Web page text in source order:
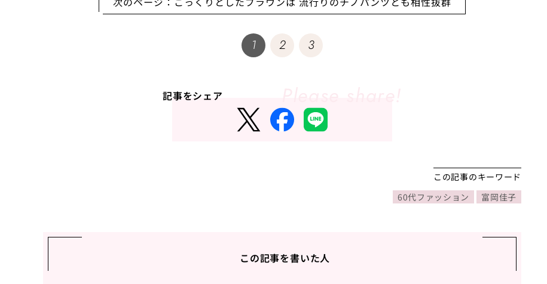
1 2 3
記事をシェア
この記事のキーワード
60代ファッション
富岡佳子
この記事を書いた人